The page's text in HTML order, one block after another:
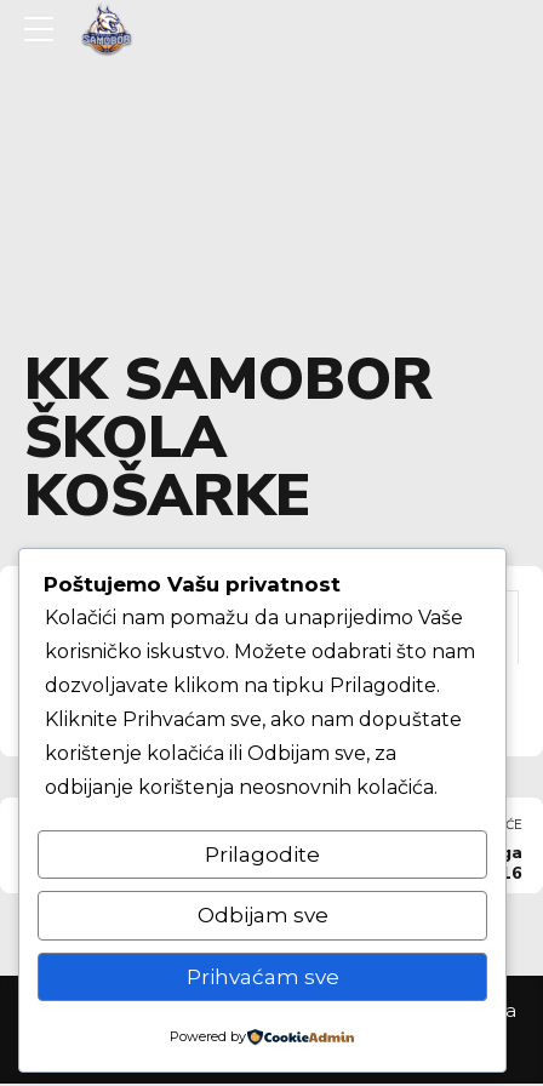
KK SAMOBOR
ŠKOLA
KOŠARKE
KK Samobor škola košarke
centar 2016/2017
galerija
SLJEDEĆE
KK Samobor A2 liga
centar 2015/2016
Košarkaški klub Samobor ©2026. Sva prva pridržana
Poštujemo Vašu privatnost
Kolačići nam pomažu da unaprijedimo Vaše
korisničko iskustvo. Možete odabrati što nam
dozvoljavate klikom na tipku Prilagodite.
Kliknite Prihvaćam sve, ako nam dopuštate
korištenje kolačića ili Odbijam sve, za
odbijanje korištenja neosnovnih kolačića.
Prilagodite
Odbijam sve
Prihvaćam sve
Powered by